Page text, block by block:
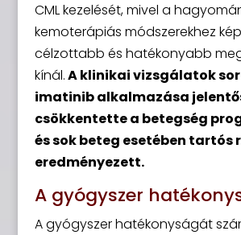
CML kezelését, mivel a
kemoterápiás módszerekhez
célzottabb és hatékonyabb
kínál.A klinikai vizsgálatok
imatinib alkalmazása
csökkentette a betegség
és sok beteg esetében tartós
eredményezett.
A gyógyszer
A gyógyszer hatékonyságát